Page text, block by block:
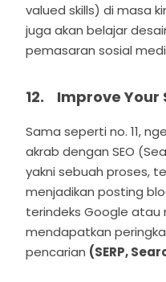
valued skills) di masa
juga akan belajar
pemasaran sosial
12. Improve Your
Sama seperti no. 11,
akrab dengan SEO
yakni sebuah proses,
menjadikan posting
terindeks Google atau
mendapatkan
pencarian (SERP,